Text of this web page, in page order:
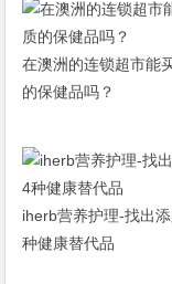
在澳洲的连锁超市能
的保健品吗？
iherb营养护理-找出
种健康替代品